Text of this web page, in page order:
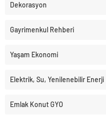
Dekorasyon
Gayrimenkul Rehberi
Yaşam Ekonomi
Elektrik, Su, Yenilenebilir Enerji
Emlak Konut GYO